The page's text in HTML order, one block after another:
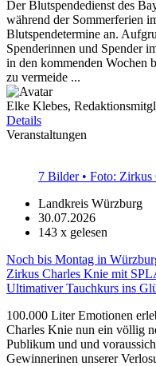
Der Blutspendedienst des
während der Sommerferien
Blutspendetermine an.
Spenderinnen und Spender
in den kommenden Wochen
zu vermeide ...
Elke Klebes,
Details
Veranstaltungen
7 Bilder • Foto: Zirkus
Landkreis Würzburg
30.07.2026
143 x gelesen
Noch bis Montag in
Zirkus Charles Knie mit
Ultimativer Tauchkurs ins
100.000 Liter Emotionen
Charles Knie nun ein völlig
Publikum und und
Gewinnerinen unserer